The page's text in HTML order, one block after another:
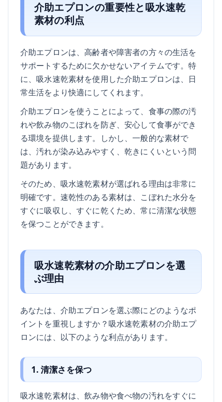
介助エプロンの重要性と吸水速乾
素材の利点
介助エプロンは、高齢者や障害者の方々の生活を
サポートするために欠かせないアイテムです。特
に、吸水速乾素材を使用した介助エプロンは、日
常生活をより快適にしてくれます。
介助エプロンを使うことによって、食事の際の汚
れや飲み物のこぼれを防ぎ、安心して食事ができ
る環境を提供します。しかし、一般的な素材で
は、汚れが染み込みやすく、乾きにくいという問
題があります。
そのため、吸水速乾素材が選ばれる理由は非常に
明確です。速乾性のある素材は、こぼれた水分を
すぐに吸収し、すぐに乾くため、常に清潔な状態
を保つことができます。
吸水速乾素材の介助エプロンを選
ぶ理由
あなたは、介助エプロンを選ぶ際にどのようなポ
イントを重視しますか？吸水速乾素材の介助エプ
ロンには、以下のような利点があります。
1. 清潔さを保つ
吸水速乾素材は、飲み物や食べ物の汚れをすぐに